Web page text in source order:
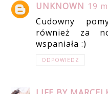
UNKNOWN 19
Cudowny
również za
wspaniała :)
ODPOWIEDZ